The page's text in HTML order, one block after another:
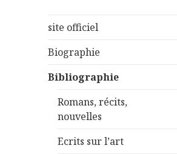
site officiel
Biographie
Bibliographie
Romans, récits,
nouvelles
Ecrits sur l’art